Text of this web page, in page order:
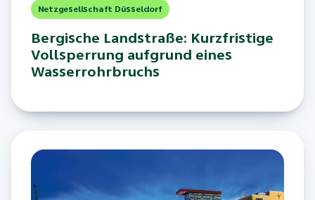
Netzgesellschaft Düsseldorf
Bergische Landstraße: Kurzfristige
Vollsperrung aufgrund eines
Wasserrohrbruchs